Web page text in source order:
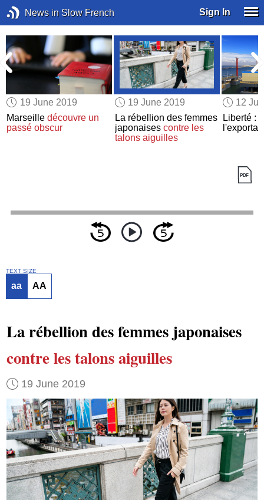
News in Slow French Sign In
19 June 2019
Marseilledécouvre un
passé obscur
19 June 2019
La rébellion des femmes
japonaises contre les
talons aiguilles
12
Liberté :
TEXT SIZE
aa AA
La rébellion des femmes japonaises
contre les talons aiguilles
19 June 2019